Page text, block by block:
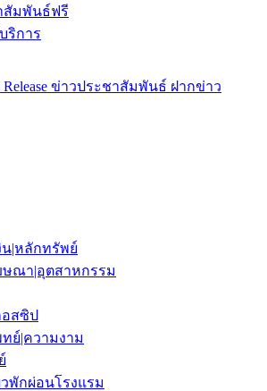
สัมพันธ์ฟรี
ริการ
Release ข่าวประชาสัมพันธ์ ฝากข่าว
น|หลักทรัพย์
ษณา|อุตสาหกรรม
อสซิป
ย์|ความงาม
พักผ่อนโรงแรม